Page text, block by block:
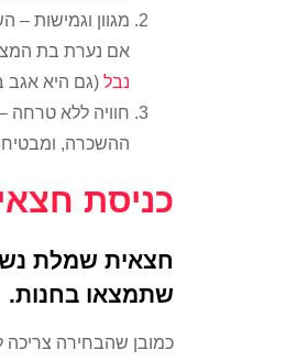
מגוון וגמישות
אם נערת בת
נבל (גם היא אגב
חוויה ללא טרחה
ההשכרה,
כניסת
חצאית שמלת
שתמצאו בחנות.
כמובן שהבחירה צריכה